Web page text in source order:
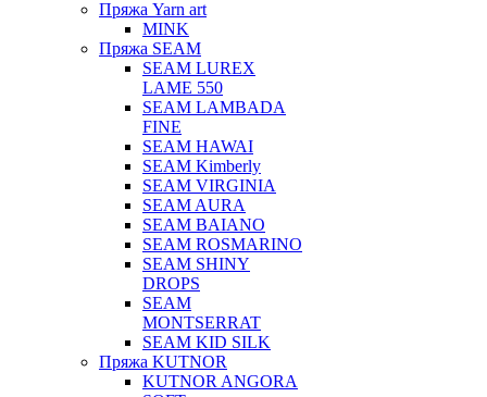
Пряжа Yarn art
MINK
Пряжа SEAM
SEAM LUREX
LAME 550
SEAM LAMBADA
FINE
SEAM HAWAI
SEAM Kimberly
SEAM VIRGINIA
SEAM AURA
SEAM BAIANO
SEAM ROSMARINO
SEAM SHINY
DROPS
SEAM
MONTSERRAT
SEAM KID SILK
Пряжа KUTNOR
KUTNOR ANGORA